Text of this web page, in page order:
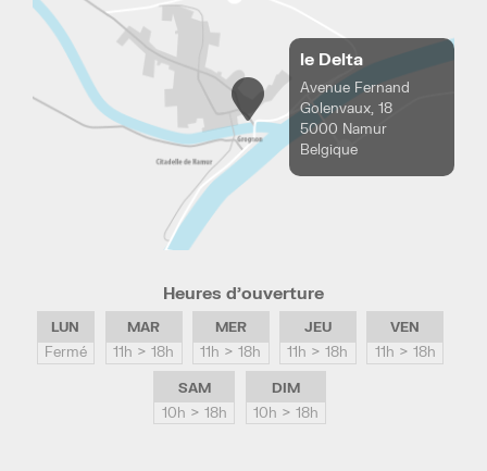
le Delta
Avenue Fernand
Golenvaux, 18
5000 Namur
Belgique
Heures d’ouverture
LUN
Fermé
MAR
11h > 18h
MER
11h > 18h
JEU
11h > 18h
VEN
11h > 18h
SAM
10h > 18h
DIM
10h > 18h